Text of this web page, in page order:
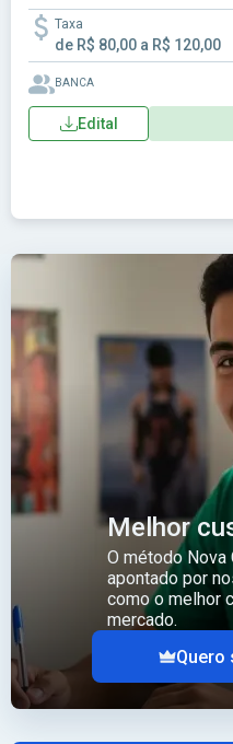
Taxa
de R$ 80,00 a R$ 120,00
BANCA
Edital
Melhor
O método Nova
apontado por
como o melhor
mercado.
Quero